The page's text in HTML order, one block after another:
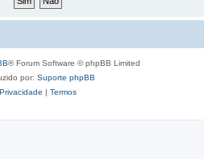
® Forum Software © phpBB Limited
por: Suporte phpBB
Privacidade | Termos